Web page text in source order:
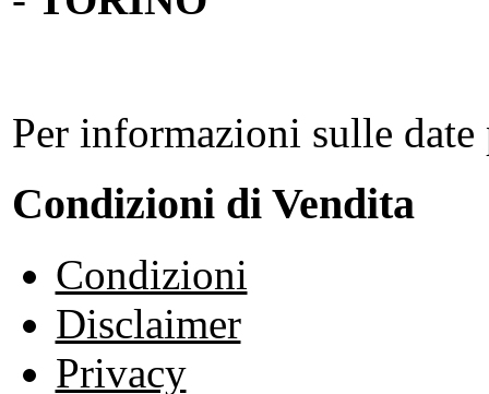
Per informazioni sulle
Condizioni di Vendita
Condizioni
Disclaimer
Privacy